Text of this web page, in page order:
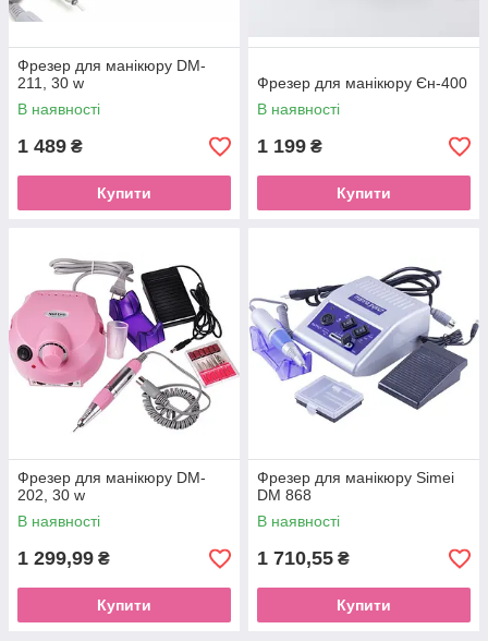
Фрезер для манікюру DM-
211, 30 w
В наявності
1 489 ₴
Купити
Фрезер для манікюру Єн-400
В наявності
1 199 ₴
Купити
Фрезер для манікюру DM-
202, 30 w
В наявності
1 299,99 ₴
Купити
Фрезер для манікюру Simei
DM 868
В наявності
1 710,55 ₴
Купити